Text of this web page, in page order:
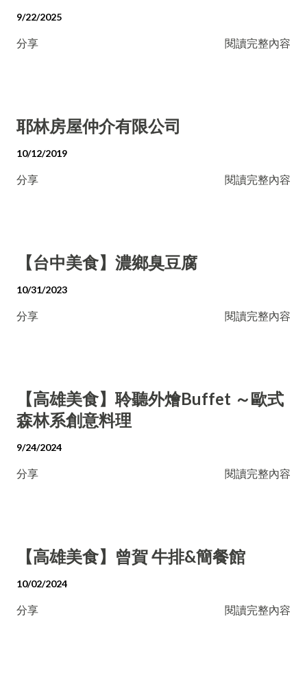
9/22/2025
分享 閱讀完整內容
耶林房屋仲介有限公司
10/12/2019
分享 閱讀完整內容
【台中美食】濃鄉臭豆腐
10/31/2023
分享 閱讀完整內容
【高雄美食】聆聽外燴Buffet ～歐式
森林系創意料理
9/24/2024
分享 閱讀完整內容
【高雄美食】曾賀 牛排&簡餐館
10/02/2024
分享 閱讀完整內容